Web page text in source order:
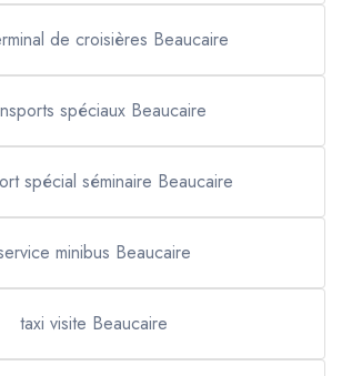
de croisières Beaucaire
spéciaux Beaucaire
spécial séminaire Beaucaire
minibus Beaucaire
taxi visite Beaucaire